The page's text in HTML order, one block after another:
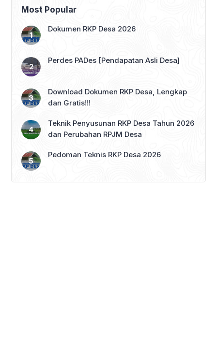
Most Popular
Dokumen RKP Desa 2026
Perdes PADes [Pendapatan Asli Desa]
Download Dokumen RKP Desa, Lengkap
dan Gratis!!!
Teknik Penyusunan RKP Desa Tahun 2026
dan Perubahan RPJM Desa
Pedoman Teknis RKP Desa 2026